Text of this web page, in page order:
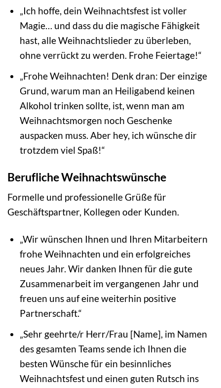
„Ich hoffe, dein Weihnachtsfest ist voller
Magie… und dass du die magische Fähigkeit
hast, alle Weihnachtslieder zu überleben,
ohne verrückt zu werden. Frohe Feiertage!“
„Frohe Weihnachten! Denk dran: Der einzige
Grund, warum man an Heiligabend keinen
Alkohol trinken sollte, ist, wenn man am
Weihnachtsmorgen noch Geschenke
auspacken muss. Aber hey, ich wünsche dir
trotzdem viel Spaß!“
Berufliche Weihnachtswünsche
Formelle und professionelle Grüße für
Geschäftspartner, Kollegen oder Kunden.
„Wir wünschen Ihnen und Ihren Mitarbeitern
frohe Weihnachten und ein erfolgreiches
neues Jahr. Wir danken Ihnen für die gute
Zusammenarbeit im vergangenen Jahr und
freuen uns auf eine weiterhin positive
Partnerschaft.“
„Sehr geehrte/r Herr/Frau [Name], im Namen
des gesamten Teams sende ich Ihnen die
besten Wünsche für ein besinnliches
Weihnachtsfest und einen guten Rutsch ins